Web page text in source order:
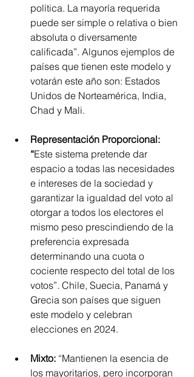
política. La mayoría requerida
puede ser simple o relativa o bien
absoluta o diversamente
calificada”. Algunos ejemplos de
países que tienen este modelo y
votarán este año son: Estados
Unidos de Norteamérica, India,
Chad y Mali.
Representación Proporcional:
“Este sistema pretende dar
espacio a todas las necesidades
e intereses de la sociedad y
garantizar la igualdad del voto al
otorgar a todos los electores el
mismo peso prescindiendo de la
preferencia expresada
determinando una cuota o
cociente respecto del total de los
votos”. Chile, Suecia, Panamá y
Grecia son países que siguen
este modelo y celebran
elecciones en 2024.
Mixto: “Mantienen la esencia de
los mayoritarios, pero incorporan